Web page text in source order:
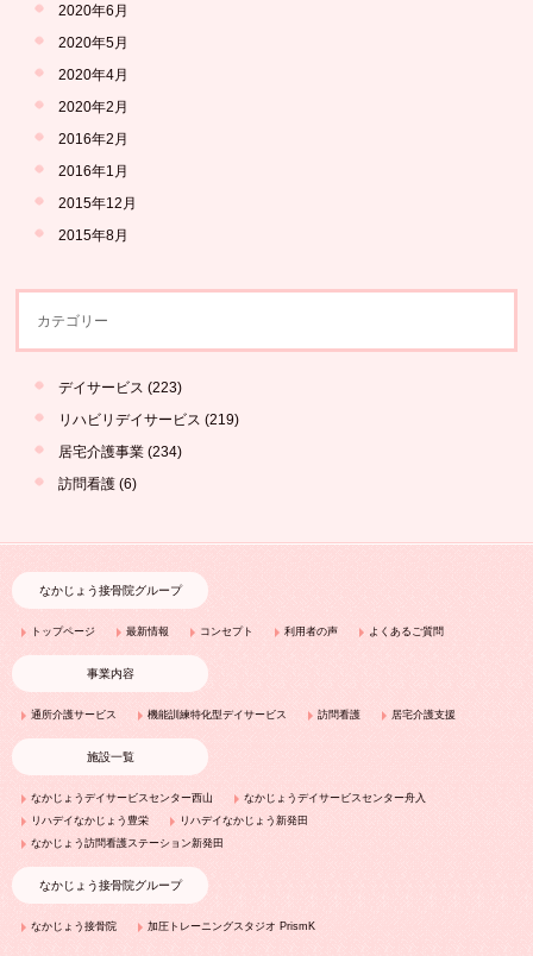
2020年6月
2020年5月
2020年4月
2020年2月
2016年2月
2016年1月
2015年12月
2015年8月
カテゴリー
デイサービス (223)
リハビリデイサービス (219)
居宅介護事業 (234)
訪問看護 (6)
なかじょう接骨院グループ
トップページ 最新情報 コンセプト 利用者の声 よくあるご質問
事業内容
通所介護サービス 機能訓練特化型デイサービス 訪問看護 居宅介護支援
施設一覧
なかじょうデイサービスセンター西山
なかじょうデイサービスセンター舟入
リハデイなかじょう豊栄
リハデイなかじょう新発田
なかじょう訪問看護ステーション新発田
なかじょう接骨院グループ
なかじょう接骨院 加圧トレーニングスタジオ PrismK